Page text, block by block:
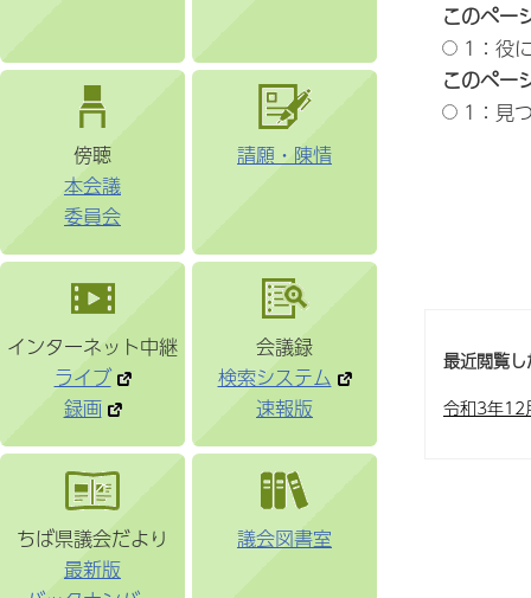
傍聴
本会議
委員会
請願・陳情
インターネット中継
ライブ
録画
会議録
検索システム
速報版
ちば県議会だより
最新版
議会図書室
このペー
1：役
このペー
1：見
最近閲覧
令和3年12